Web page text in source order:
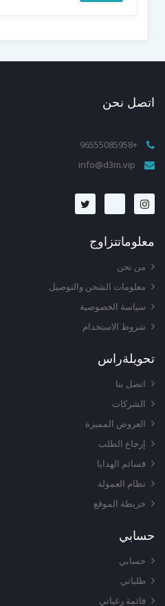
اتصل نحن
+96555085958
info@d3m.vip
معلوماتتزاوج
من نحن
معلومات الشحن والتوصيل
سياسة الخصوصية
شروط الاستخدام
تحويلةراس
اتصل بنا
الشركات
العروض المميزة
إرجاع الطلب
قسائم الهدايا
نظام العمولة
خريطة الموقع
حسابي
حسابي
طلباتي
قائمة رغباتي